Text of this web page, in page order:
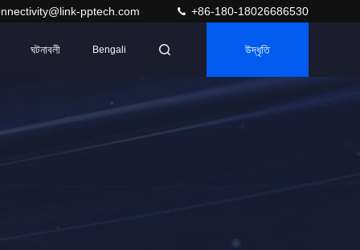
pptech.com +86-180-18026686530
ঘটনাবলী Bengali উদ্ধৃতি